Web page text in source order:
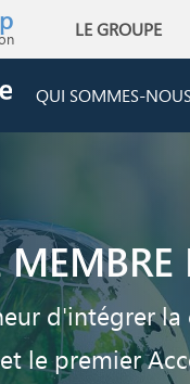
Main navigation
LE GROUPE
QUI SOMMES-
d'intégrer la
et le premier